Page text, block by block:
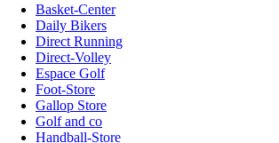
Basket-Center
Daily Bikers
Direct Running
Direct-Volley
Espace Golf
Foot-Store
Gallop Store
Golf and co
Handball-Store